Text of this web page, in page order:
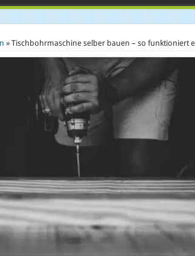
» Tischbohrmaschine selber bauen – so funktioniert